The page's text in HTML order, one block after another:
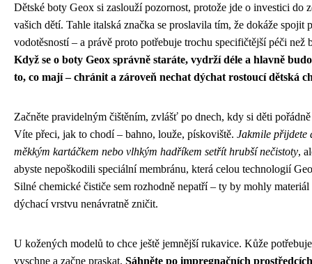
Dětské boty Geox si zaslouží pozornost, protože jde o investici do
vašich dětí. Tahle italská značka se proslavila tím, že dokáže spojit
vodotěsností – a právě proto potřebuje trochu specifičtější péči než
Když se o boty Geox správně staráte, vydrží déle a hlavně
to, co mají – chránit a zároveň nechat dýchat rostoucí dětská
Začněte pravidelným čištěním, zvlášť po dnech, kdy si děti
Víte přeci, jak to chodí – bahno, louže, pískoviště. Jakmile přijdete
měkkým kartáčkem nebo vlhkým hadříkem setřít hrubší nečistoty,
abyste nepoškodili speciální membránu, která celou technologií
Silné chemické čističe sem rozhodně nepatří – ty by mohly
dýchací vrstvu nenávratně zničit.
U kožených modelů to chce ještě jemnější rukavice. Kůže
vyschne a začne praskat. Sáhněte po impregnačních